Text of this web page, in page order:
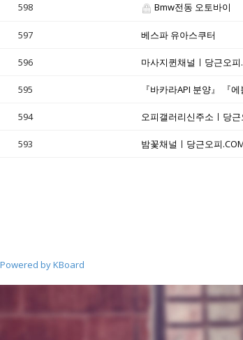
598 Bmw전동 오토바이
597 베스파 유아스쿠터
596 마사지퀸채널ㅣ당근오
595
594 오피갤러리신주소ㅣ당
593 밤꽃채널ㅣ당근오피
Powered by KBoard